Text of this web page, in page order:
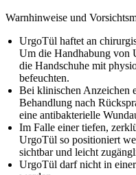
Warnhinweise und
UrgoTül haftet an
Um die Handhabung von
die Handschuhe mit
befeuchten.
Bei klinischen Anzeichen
Behandlung nach
eine antibakterielle
Im Falle einer tiefen,
UrgoTül so positioniert
sichtbar und leicht
UrgoTül darf nicht in